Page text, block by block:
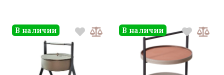
В наличии В наличии